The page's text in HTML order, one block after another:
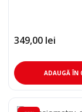
349,00 lei
ADAUGĂ ÎN